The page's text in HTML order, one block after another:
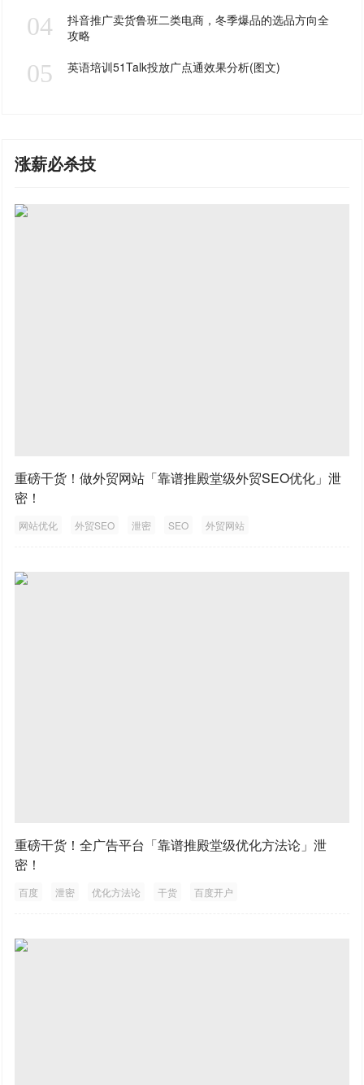
04
抖音推广卖货鲁班二类电商，冬季爆品的选品方向全
攻略
05 英语培训51Talk投放广点通效果分析(图文)
涨薪必杀技
重磅干货！做外贸网站「靠谱推殿堂级外贸SEO优化」泄
密！
网站优化 外贸SEO 泄密 SEO 外贸网站
重磅干货！全广告平台「靠谱推殿堂级优化方法论」泄
密！
百度 泄密 优化方法论 干货 百度开户